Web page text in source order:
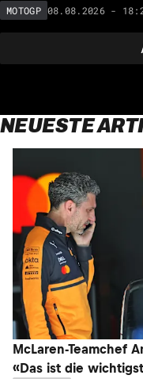
MOTOGP 08.08.2026 -
NEUESTE
McLaren-Teamchef
«Das ist die